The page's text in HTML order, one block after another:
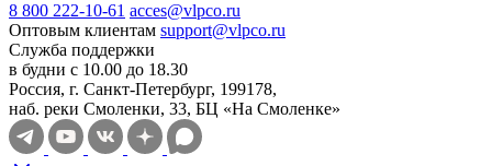
8 800 222-10-61 acces@vlpco.ru
Оптовым клиентам support@vlpco.ru
Служба поддержки
в будни с 10.00 до 18.30
Россия, г. Санкт-Петербург, 199178,
наб. реки Смоленки, 33, БЦ «На Смоленке»